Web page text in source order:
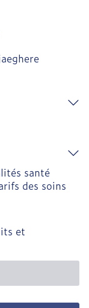
santé
des soins
et